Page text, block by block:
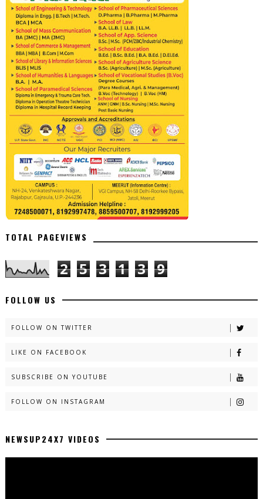
TOTAL PAGEVIEWS
2 5 3 1 3 9
FOLLOW US
FOLLOW ON TWITTER
LIKE ON FACEBOOK
SUBSCRIBE ON YOUTUBE
FOLLOW ON INSTAGRAM
NEWSUP24X7 VIDEOS